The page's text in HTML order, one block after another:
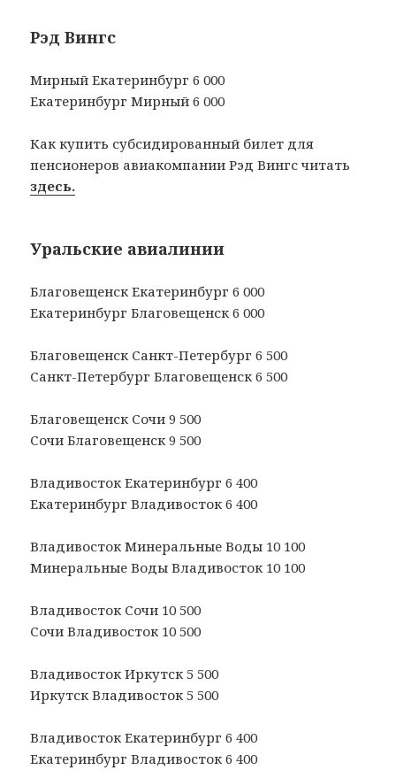
Рэд Вингс
Мирный Екатеринбург 6 000
Екатеринбург Мирный 6 000
Как купить субсидированный билет для
пенсионеров авиакомпании Рэд Вингс читать
здесь.
Уральские авиалинии
Благовещенск Екатеринбург 6 000
Екатеринбург Благовещенск 6 000
Благовещенск Санкт-Петербург 6 500
Санкт-Петербург Благовещенск 6 500
Благовещенск Сочи 9 500
Сочи Благовещенск 9 500
Владивосток Екатеринбург 6 400
Екатеринбург Владивосток 6 400
Владивосток Минеральные Воды 10 100
Минеральные Воды Владивосток 10 100
Владивосток Сочи 10 500
Сочи Владивосток 10 500
Владивосток Иркутск 5 500
Иркутск Владивосток 5 500
Владивосток Екатеринбург 6 400
Екатеринбург Владивосток 6 400